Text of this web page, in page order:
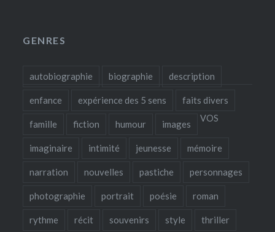
GENRES
autobiographie biographie description
enfance expérience des 5 sens faits divers
famille fiction humour images
imaginaire intimité jeunesse mémoire
narration nouvelles pastiche personnages
photographie portrait poésie roman
rythme récit souvenirs style thriller
VOS